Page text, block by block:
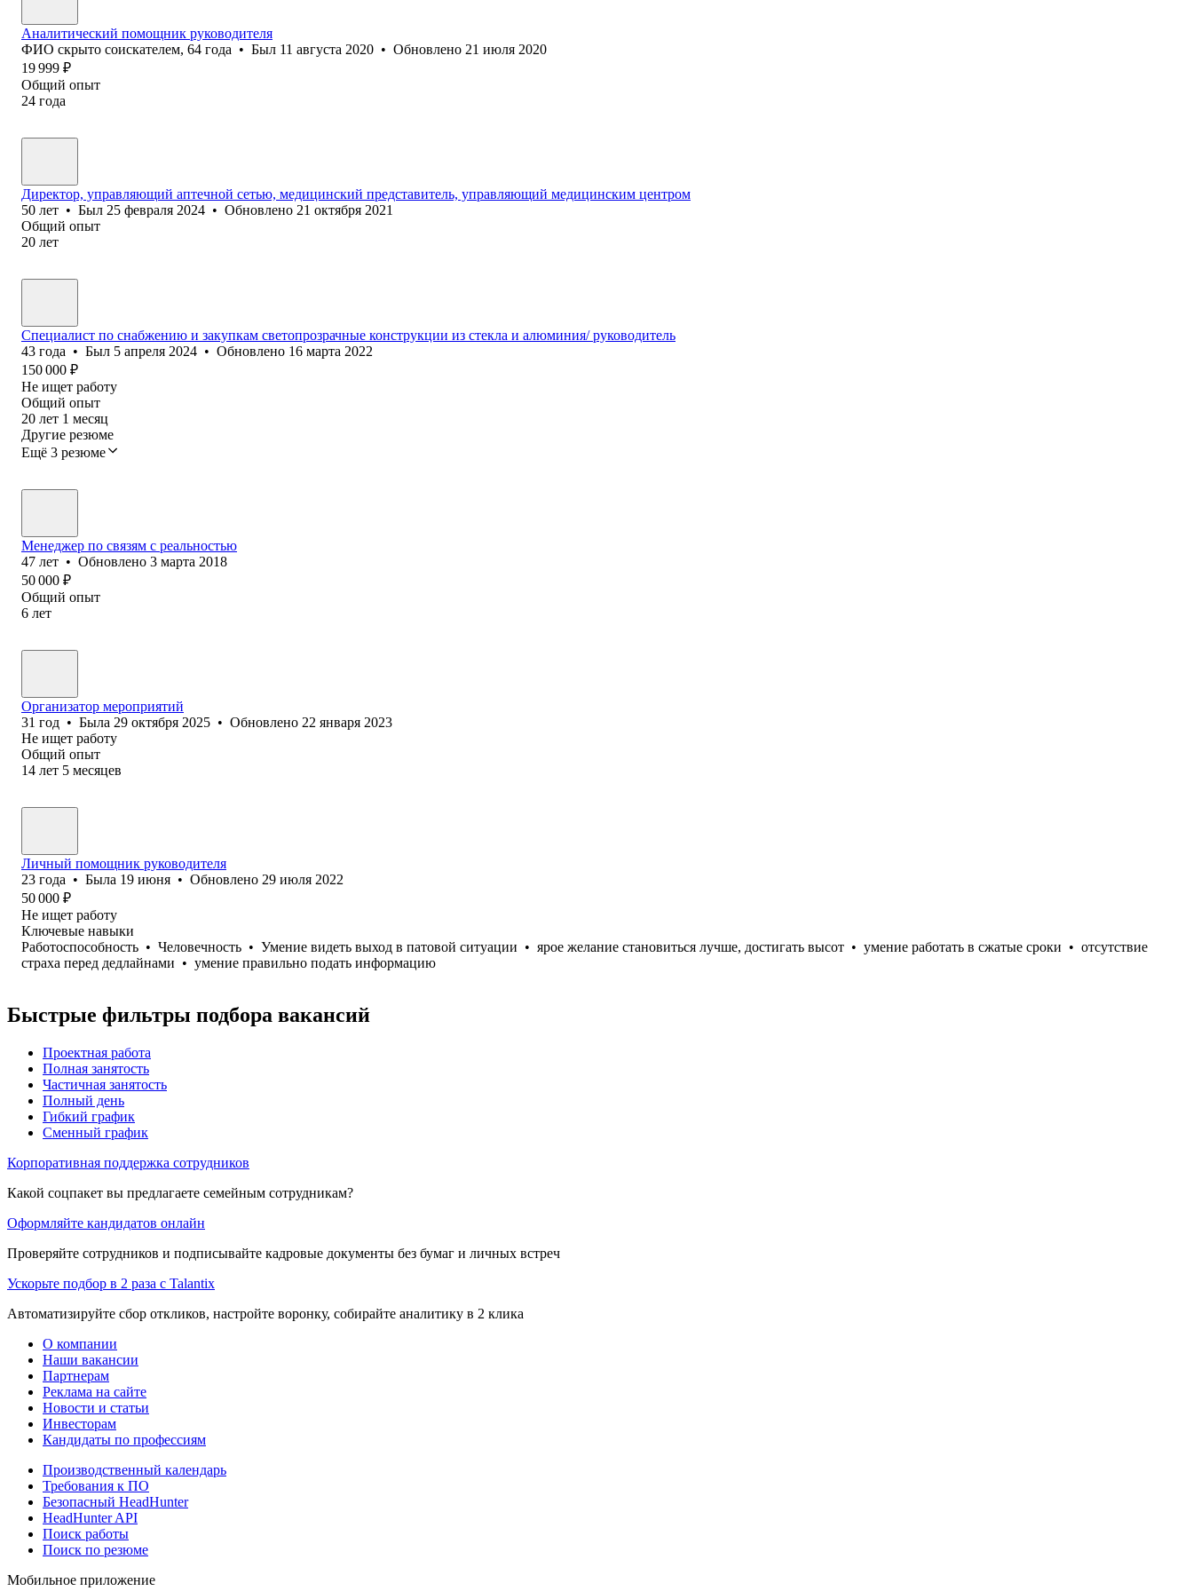
Аналитический помощник руководителя
ФИО скрыто соискателем, 64 года • Был 11 августа 2020 • Обновлено 21 июля 2020
19 999 ₽
Общий опыт
24 года
Директор, управляющий аптечной сетью, медицинский представитель, управляющий медицинским центром
50 лет • Был 25 февраля 2024 • Обновлено 21 октября 2021
Общий опыт
20 лет
Специалист по снабжению и закупкам светопрозрачные конструкции из стекла и алюминия/ руководитель
43 года • Был 5 апреля 2024 • Обновлено 16 марта 2022
150 000 ₽
Не ищет работу
Общий опыт
20 лет 1 месяц
Другие резюме
Ещё 3 резюме
Менеджер по связям с реальностью
47 лет • Обновлено 3 марта 2018
50 000 ₽
Общий опыт
6 лет
Организатор мероприятий
31 год • Была 29 октября 2025 • Обновлено 22 января 2023
Не ищет работу
Общий опыт
14 лет 5 месяцев
Личный помощник руководителя
23 года • Была 19 июня • Обновлено 29 июля 2022
50 000 ₽
Не ищет работу
Ключевые навыки
Работоспособность • Человечность • Умение видеть выход в патовой ситуации • ярое желание становиться лучше, достигать высот • умение работать в сжатые сроки • отсутствие
страха перед дедлайнами • умение правильно подать информацию
Быстрые фильтры подбора вакансий
Проектная работа
Полная занятость
Частичная занятость
Полный день
Гибкий график
Сменный график
Корпоративная поддержка сотрудников
Какой соцпакет вы предлагаете семейным сотрудникам?
Оформляйте кандидатов онлайн
Проверяйте сотрудников и подписывайте кадровые документы без бумаг и личных встреч
Ускорьте подбор в 2 раза с Talantix
Автоматизируйте сбор откликов, настройте воронку, собирайте аналитику в 2 клика
О компании
Наши вакансии
Партнерам
Реклама на сайте
Новости и статьи
Инвесторам
Кандидаты по профессиям
Производственный календарь
Требования к ПО
Безопасный HeadHunter
HeadHunter API
Поиск работы
Поиск по резюме
Мобильное приложение